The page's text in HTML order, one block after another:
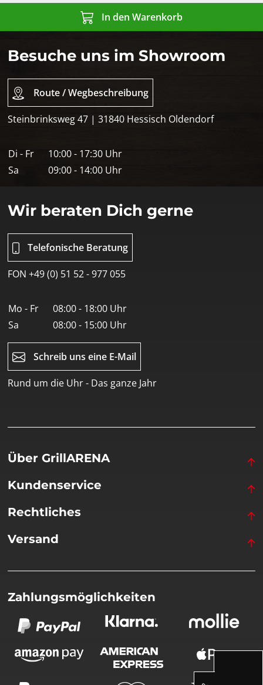
In den Warenkorb
Besuche uns im Showroom
Route / Wegbeschreibung
Steinbrinksweg 47 | 31840 Hessisch Oldendorf
Di - Fr
10:00 - 17:30 Uhr
Sa
09:00 - 14:00 Uhr
Wir beraten Dich gerne
Telefonische Beratung
FON +49 (0) 51 52 - 977 055
Mo - Fr
08:00 - 18:00 Uhr
Sa
08:00 - 15:00 Uhr
Schreib uns eine E-Mail
Rund um die Uhr - Das ganze Jahr
Über GrillARENA
Kundenservice
Rechtliches
Versand
Zahlungsmöglichkeiten